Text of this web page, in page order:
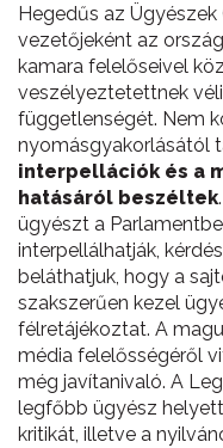
Hegedűs az
vezetőjeként az
kamara felelőseivel
veszélyeztetettnek
függetlenségét. Nem
nyomásgyakorlásától
interpellációk és a
hatásáról beszéltek
ügyészt a
interpellálhatják,
beláthatjuk, hogy a
szakszerűen kezel
félretájékoztat. A
média felelősségéről
még javítanivaló. A
legfőbb ügyész
kritikát, illetve a